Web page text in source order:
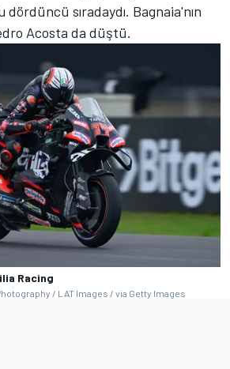
dördüncü sıradaydı. Bagnaia'nın
Acosta da düştü.
Racing
/ LAT Images / via Getty Images